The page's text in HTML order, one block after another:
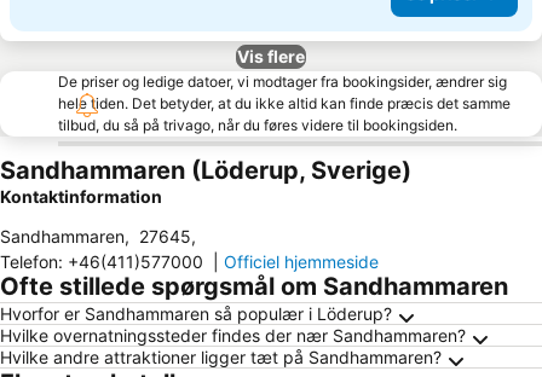
Vis flere
De priser og ledige datoer, vi modtager fra bookingsider, ændrer sig
hele tiden. Det betyder, at du ikke altid kan finde præcis det samme
tilbud, du så på trivago, når du føres videre til bookingsiden.
Sandhammaren (Löderup, Sverige)
Kontaktinformation
Sandhammaren, 27645,
Telefon: +46(411)577000 Officiel hjemmeside
Ofte stillede spørgsmål om Sandhammaren
Hvorfor er Sandhammaren så populær i Löderup?
Hvilke overnatningssteder findes der nær Sandhammaren?
Hvilke andre attraktioner ligger tæt på Sandhammaren?